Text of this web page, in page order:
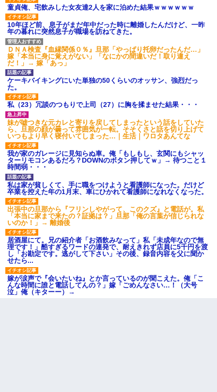
【衝撃】報酬100万円超の治験
募集がこちらｗｗｗｗｗ(※画像
あり)
【ネット騒然】惨殺されたタ
ワマン頂き女子のこの動画、す
げえええええｗｗｗｗｗｗｗｗ
ｗｗｗ
【愕然】白のクラウン俺氏、
高速道路左車線を制限速度で走
った結果wwwwwwwwwwww
百年の恋12-899 食べた量を
張り合ってくる
【悲報】佐藤輝明・・・２軍
でも盛大にやらかす←あまり悲
しませないでくれ
童貞俺、宅飲みした女友達2人を家に泊めた結果ｗｗｗｗｗｗ
10年ほど前、息子がまだ年中だった時に離婚したんだけど、一昨
年の暮れに突然息子が職場を訪ねてきた。
ＤＮＡ検査『血縁関係０％』旦那「やっぱり托卵だったんだ…」
嫁「本当に身に覚えがない」「なにかの間違いだ！取り違え
だ！」→ 嫁「あっ」
ケーキバイキングにいた単独の50くらいのオッサン、強烈だっ
た。
私（23）冗談のつもりで上司（27）に胸を揉ませた結果・・・
妹が嘘つきな元カレと寄りを戻してしまったという話をしていた
ら、旦那の顔が曇って雰囲気が一転。そそくさと話を切り上げて
いつもより早く寝付いてしまった…｜生活｜ワロタあんてな
我が家のガレージに見知らぬ車。俺「もしもし、玄関にもシャッ
ターリモコンあるだろ？DOWNのボタン押してｗ」→ 待つこと１
時間弱・・・
私は家が貧しくて、手に職をつけようと看護師になった。だけど
卒業を控えた年の1月末、車にひかれて看護師になれなくなった。
出張中の旦那から『フリンしやがって、このクズ』と電話が。私
「本当に家まで来たの？証拠は？」旦那「俺の言葉が信じられな
いのか！」→ 離婚後
居酒屋にて。兄の紹介者「お酒飲みなって」私「未成年なので無
理です！」酷すぎるワードの連発で、耐えきれず店員に5千円を渡
し「お勘定です。逃がして下さい」その後、録音内容を父に聞か
せたら...
嫁が涙声で『会いたいね』とか言っているのが聞こえた。俺「こ
んな時間に誰と電話してんの？」嫁「ごめんなさい…！（大号
泣」俺（キターー）→